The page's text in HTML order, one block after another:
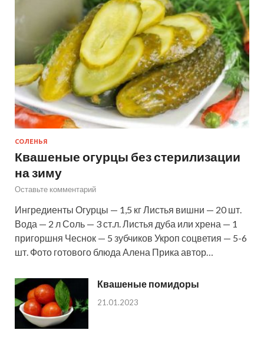
СОЛЕНЬЯ
Квашеные огурцы без стерилизации
на зиму
Оставьте комментарий
Ингредиенты Огурцы — 1,5 кг Листья вишни — 20 шт.
Вода — 2 л Соль — 3 ст.л. Листья дуба или хрена — 1
пригоршня Чеснок — 5 зубчиков Укроп соцветия — 5-6
шт. Фото готового блюда Алена Прика автор…
Квашеные помидоры
21.01.2023